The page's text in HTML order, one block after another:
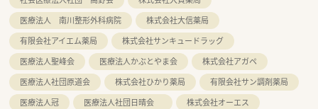
医療法人 南川整形外科病院
株式会社大信薬局
有限会社アイエム薬局
株式会社サンキュードラッグ
医療法人聖峰会
医療法人かぶとやま会
株式会社アガペ
医療法人社団原道会
株式会社ひかり薬局
有限会社サン調剤薬局
医療法人冠
医療法人社団日晴会
株式会社オーエス